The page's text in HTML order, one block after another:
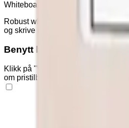
Whiteboard - sikker og funksjonell
Robust whiteboard med skrå
og skrive notater – perfekt for å
Benytt handlekurven
Klikk på "Varianter" og
om pristilbud eller bestilling.